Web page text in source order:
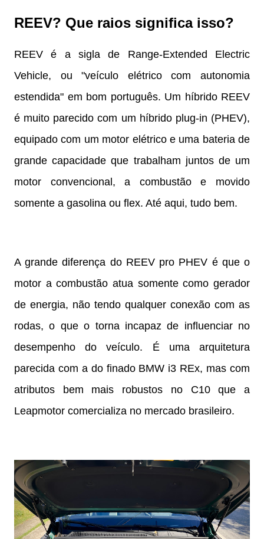
REEV? Que raios significa isso?
REEV é a sigla de Range-Extended Electric
Vehicle, ou "veículo elétrico com autonomia
estendida" em bom português. Um híbrido REEV
é muito parecido com um híbrido plug-in (PHEV),
equipado com um motor elétrico e uma bateria de
grande capacidade que trabalham juntos de um
motor convencional, a combustão e movido
somente a gasolina ou flex. Até aqui, tudo bem.
A grande diferença do REEV pro PHEV é que o
motor a combustão atua somente como gerador
de energia, não tendo qualquer conexão com as
rodas, o que o torna incapaz de influenciar no
desempenho do veículo. É uma arquitetura
parecida com a do finado BMW i3 REx, mas com
atributos bem mais robustos no C10 que a
Leapmotor comercializa no mercado brasileiro.